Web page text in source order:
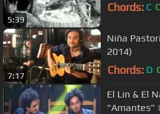
5:39
Chords: C
7:17
Niña
2014)
Chords: D
El Lin & El
"Amantes”